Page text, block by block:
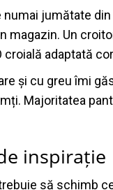
jumătate
magazin. Un
adaptată
și cu greu îmi
Majoritatea
inspirație
să schimb